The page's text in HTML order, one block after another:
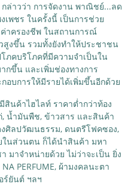
ล่าวว่า การจัดงาน พาณิชย์...ลด
เพชร ในครั้งนี้ เป็นการช่วย
าครองชีพ ในสถานการณ์
งขึ้น รวมทั้งยังทำให้ประชาชน
ภคบริโภคที่มีความจำเป็นใน
กขึ้น และเพิ่มช่องทางการ
อบการให้มีรายได้เพิ่มขึ้นอีกด้วย
สินค้าไฮไลท์ ราคาต่ำกว่าท้อง
, น้ำมันพืช, ข้าวสาร และสินค้า
ศิลปวัฒนธรรม, ดนตรีโฟคซอง,
ในส่วนตน ก็ได้นำสินค้า มหา
มาจำหน่ายด้วย ไม่ว่าจะเป็น ยิ่ง
PERFUME, ผ้ามงคลนะตา
ร์ยันต์ ฯลฯ